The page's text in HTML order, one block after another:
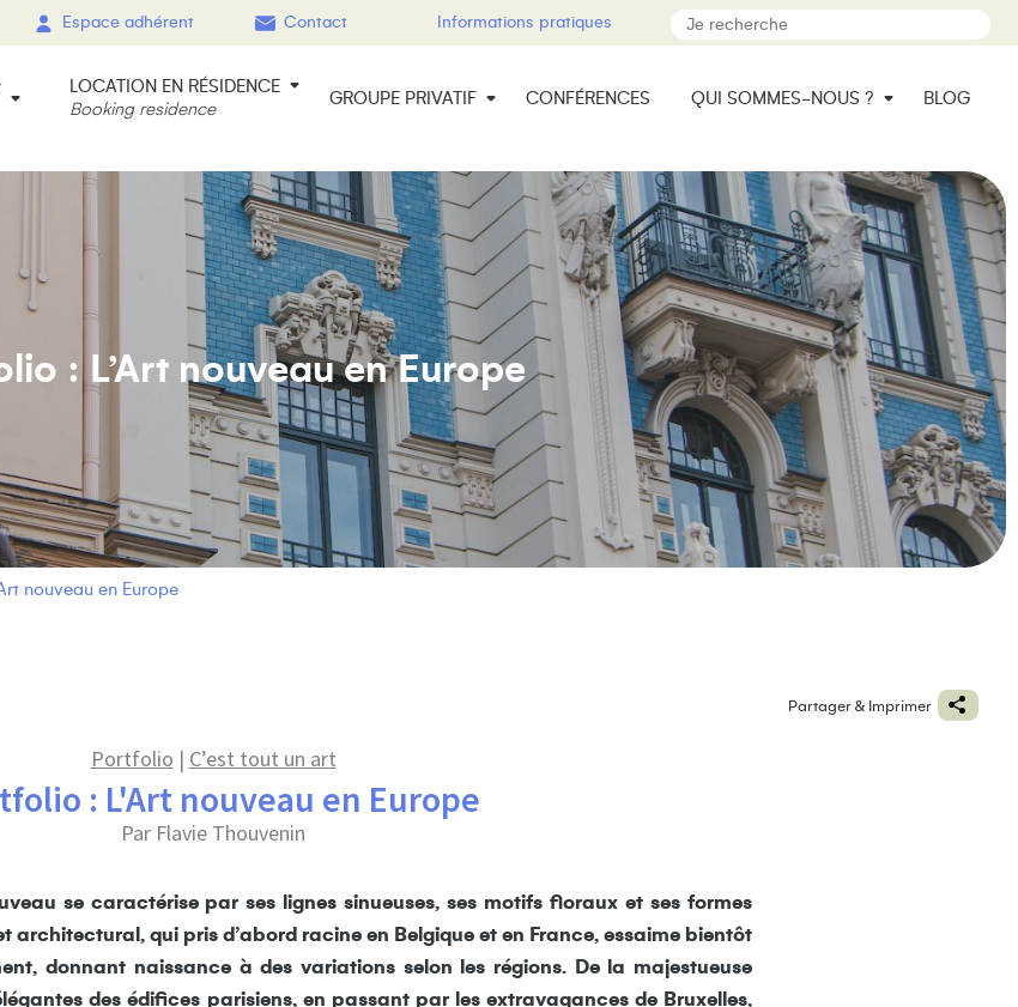
Espace adhérent Contact Informations pratiques
LOCATION EN RÉSIDENCE
Booking residence
GROUPE PRIVATIF CONFÉRENCES QUI SOMMES-NOUS ? BLOG
: L’Art nouveau en Europe
nouveau en Europe
Partager & Imprimer
Portfolio | C’est tout un art
: L'Art nouveau en Europe
Par Flavie Thouvenin
se caractérise par ses lignes sinueuses, ses motifs floraux et ses formes
architectural, qui pris d’abord racine en Belgique et en France, essaime bientôt
donnant naissance à des variations selon les régions. De la majestueuse
des édifices parisiens, en passant par les extravagances de Bruxelles,